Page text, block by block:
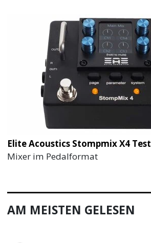
Elite Acoustics Stompmix X4 Test
Mixer im Pedalformat
AM MEISTEN GELESEN